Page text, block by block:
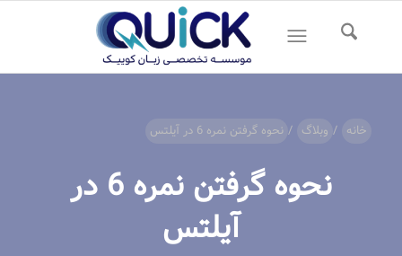
خانه / وبلاگ / نحوه گرفتن نمره 6 در آیلتس
نحوه گرفتن نمره 6 در
آیلتس